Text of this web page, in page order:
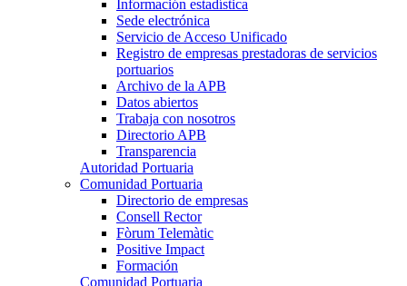
Información estadística
Sede electrónica
Servicio de Acceso Unificado
Registro de empresas prestadoras de servicios
portuarios
Archivo de la APB
Datos abiertos
Trabaja con nosotros
Directorio APB
Transparencia
Autoridad Portuaria
Comunidad Portuaria
Directorio de empresas
Consell Rector
Fòrum Telemàtic
Positive Impact
Formación
Comunidad Portuaria